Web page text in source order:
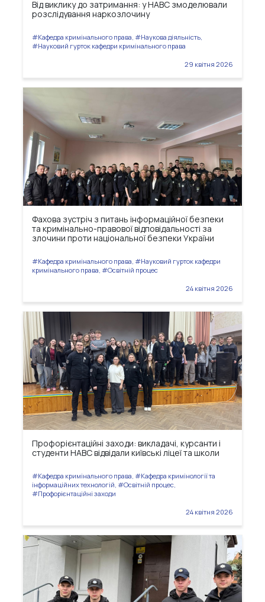
Від виклику до затримання: у НАВС змоделювали
розслідування наркозлочину
#Кафедра кримінального права, #Наукова діяльність,
#Науковий гурток кафедри кримінального права
29 квітня 2026
Фахова зустріч з питань інформаційної безпеки
та кримінально-правової відповідальності за
злочини проти національної безпеки України
#Кафедра кримінального права, #Науковий гурток кафедри
кримінального права, #Освітній процес
24 квітня 2026
Профорієнтаційні заходи: викладачі, курсанти і
студенти НАВС відвідали київські ліцеї та школи
#Кафедра кримінального права, #Кафедра кримінології та
інформаційних технологій, #Освітній процес,
#Профорієнтаційні заходи
24 квітня 2026